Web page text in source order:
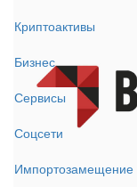
Криптоактивы
Бизнес
Сервисы
Соцсети
Импортозамещение